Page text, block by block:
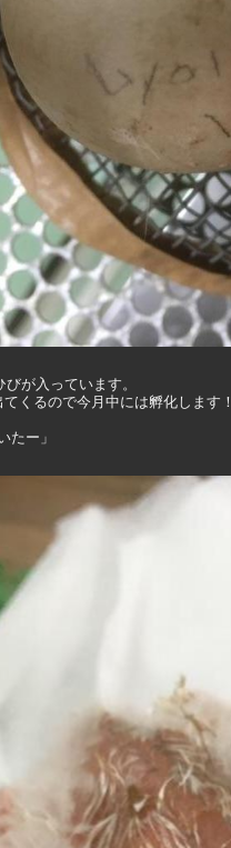
が入っています。
くるので今月中には孵化します！
たー」